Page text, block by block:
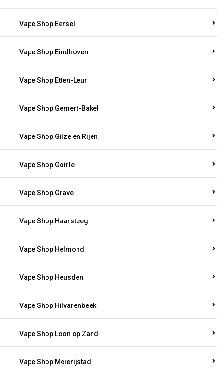
Vape Shop Eersel
Vape Shop Eindhoven
Vape Shop Etten-Leur
Vape Shop Gemert-Bakel
Vape Shop Gilze en Rijen
Vape Shop Goirle
Vape Shop Grave
Vape Shop Haarsteeg
Vape Shop Helmond
Vape Shop Heusden
Vape Shop Hilvarenbeek
Vape Shop Loon op Zand
Vape Shop Meierijstad